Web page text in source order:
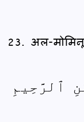
23. अल-
ٱلرَّحِيمِ